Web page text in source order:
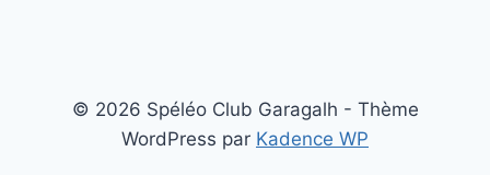
© 2026 Spéléo Club Garagalh - Thème
WordPress par Kadence WP